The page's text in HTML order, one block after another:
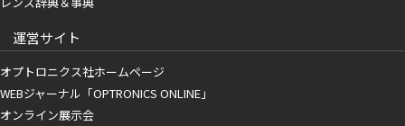
運営サイト
オプトロニクス社ホームページ
WEBジャーナル「OPTRONICS ONLINE」
オンライン展示会